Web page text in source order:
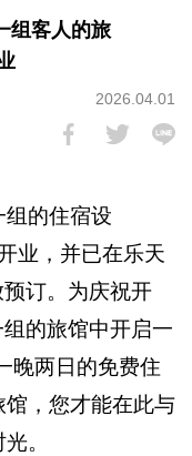
组客人的旅
2026.04.01
的住宿设
业，并已在乐天
订。为庆祝开
的旅馆中开启一
晚两日的免费住
，您才能在此与
。